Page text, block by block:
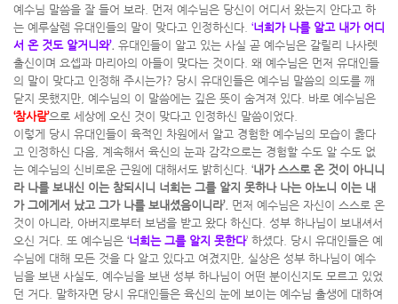
예수님 말씀을 잘 들어 보라. 먼저 예수님은 당신이 어디서 왔는지 안다고 하
는 예루살렘 유대인들의 말이 맞다고 인정하신다. ‘너희가 나를 알고 내가 어디
서 온 것도 알거니와’. 유대인들이 알고 있는 사실 곧 예수님은 갈릴리 나사렛
출신이며 요셉과 마리아의 아들이 맞다는 것이다. 왜 예수님은 먼저 유대인들
의 말이 맞다고 인정해 주시는가? 당시 유대인들은 예수님 말씀의 의도를 깨
닫지 못했지만, 예수님의 이 말씀에는 깊은 뜻이 숨겨져 있다. 바로 예수님은
‘참사람’으로 세상에 오신 것이 맞다고 인정하신 말씀이었다.
이렇게 당시 유대인들이 육적인 차원에서 알고 경험한 예수님의 모습이 옳다
고 인정하신 다음, 계속해서 육신의 눈과 감각으로는 경험할 수도 알 수도 없
는 예수님의 신비로운 근원에 대해서도 밝히신다. ‘내가 스스로 온 것이 아니니
라 나를 보내신 이는 참되시니 너희는 그를 알지 못하나 나는 아노니 이는 내
가 그에게서 났고 그가 나를 보내셨음이니라’. 먼저 예수님은 자신이 스스로 온
것이 아니라, 아버지로부터 보냄을 받고 왔다 하신다. 성부 하나님이 보내셔서
오신 거다. 또 예수님은 ‘너희는 그를 알지 못한다’ 하셨다. 당시 유대인들은 예
수님에 대해 모든 것을 다 알고 있다고 여겼지만, 실상은 성부 하나님이 예수
님을 보낸 사실도, 예수님을 보낸 성부 하나님이 어떤 분이신지도 모르고 있었
던 거다. 말하자면 당시 유대인들은 육신의 눈에 보이는 예수님 출생에 대하여